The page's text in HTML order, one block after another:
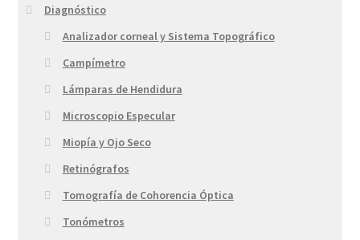
Diagnóstico
Analizador corneal y Sistema Topográfico
Campímetro
Lámparas de Hendidura
Microscopio Especular
Miopía y Ojo Seco
Retinógrafos
Tomografía de Cohorencia Óptica
Tonómetros